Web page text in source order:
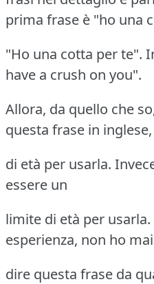
prima frase è "ho una
"Ho una cotta per te".
have a crush on you".
Allora, da quello che
questa frase in
di età per usarla.
essere un
limite di età per
esperienza, non ho
dire questa frase da